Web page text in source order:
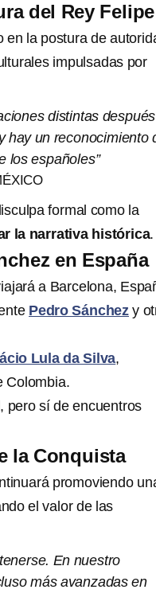
del Rey Felipe
en la postura de
impulsadas por
distintas después
hay un reconocimiento
los españoles”
formal como la
la narrativa histórica.
en España
a Barcelona,
Pedro Sánchez y
Lula da Silva,
Colombia.
pero sí de encuentros
la Conquista
promoviendo
el valor de las
En nuestro
más avanzadas en